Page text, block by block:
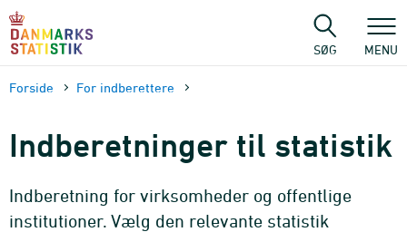
sidens
SØG MENU
Forside For indberettere
Indberetninger til statistik
Indberetning for virksomheder og offentlige
institutioner. Vælg den relevante statistik